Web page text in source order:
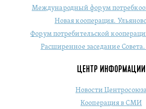
Международный форум
Новая кооперация.
Форум потребительской
Расширенное заседание
ЦЕНТР ИНФОРМАЦИИ
Новости
Кооперация в СМИ